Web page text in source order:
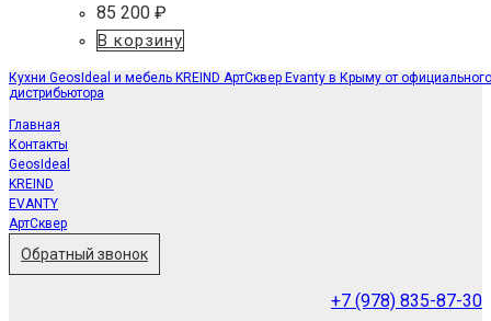
85 200 ₽
В корзину
Кухни GeosIdeal и мебель KREIND АртСквер Evanty в Крыму от официального
дистрибьютора
Главная
Контакты
GeosIdeal
KREIND
EVANTY
АртСквер
Обратный звонок
+7 (978) 835-87-30